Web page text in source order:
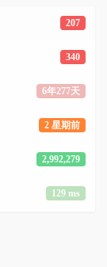
207
340
6年277天
2 星期前
2,992,279
129 ms